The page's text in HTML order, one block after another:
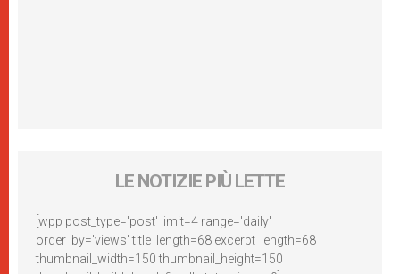
LE NOTIZIE PIÙ LETTE
[wpp post_type='post' limit=4 range='daily'
order_by='views' title_length=68 excerpt_length=68
thumbnail_width=150 thumbnail_height=150